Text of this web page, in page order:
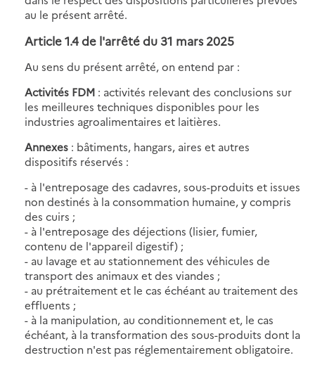
au le présent arrêté.
Article 1.4 de l'arrêté du 31 mars 2025
Au sens du présent arrêté, on entend par :
Activités FDM : activités relevant des conclusions sur
les meilleures techniques disponibles pour les
industries agroalimentaires et laitières.
Annexes : bâtiments, hangars, aires et autres
dispositifs réservés :
- à l'entreposage des cadavres, sous-produits et issues
non destinés à la consommation humaine, y compris
des cuirs ;
- à l'entreposage des déjections (lisier, fumier,
contenu de l'appareil digestif) ;
- au lavage et au stationnement des véhicules de
transport des animaux et des viandes ;
- au prétraitement et le cas échéant au traitement des
effluents ;
- à la manipulation, au conditionnement et, le cas
échéant, à la transformation des sous-produits dont la
destruction n'est pas réglementairement obligatoire.